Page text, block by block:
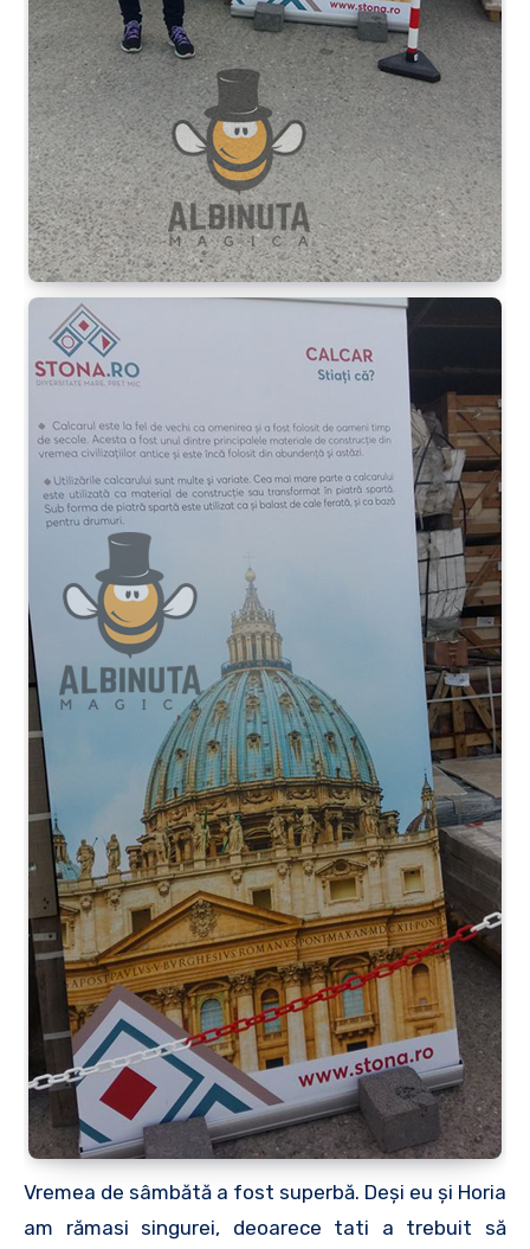
Vremea de sâmbătă a fost superbă. Deşi eu şi Horia
am rămasi singurei, deoarece tati a trebuit să